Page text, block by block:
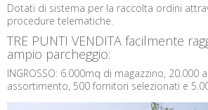
Dotati di sistema per la raccolta ordini
procedure telematiche.
TRE PUNTI VENDITA facilmente
ampio parcheggio:
INGROSSO: 6.000mq di magazzino, 20.000
assortimento, 500 fornitori selezionati e